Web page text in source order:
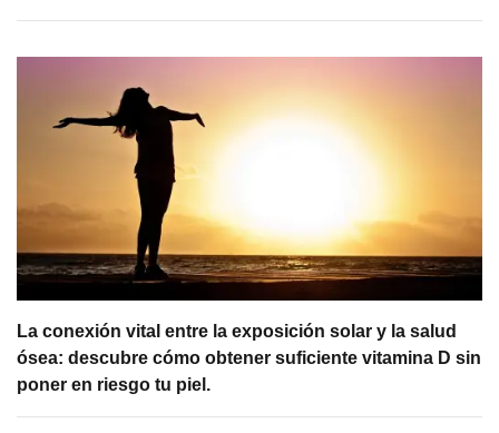
La conexión vital entre la exposición solar y la salud
ósea: descubre cómo obtener suficiente vitamina D sin
poner en riesgo tu piel.